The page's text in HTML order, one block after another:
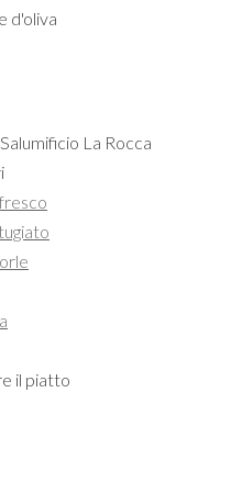
d'oliva
La Rocca
il piatto